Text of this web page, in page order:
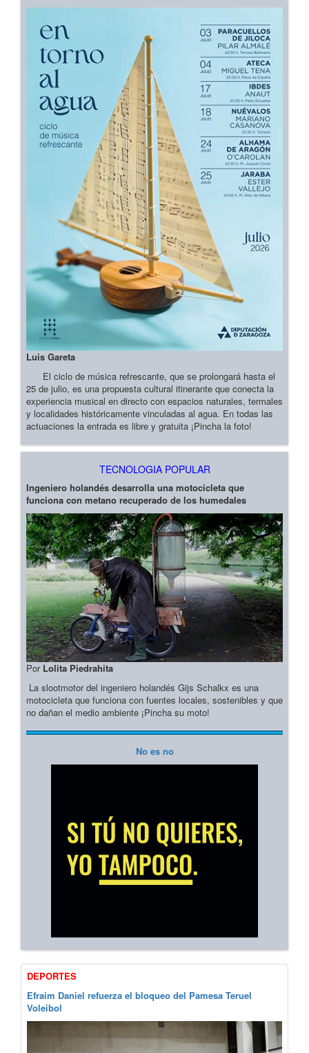
Luis Gareta
El ciclo de música refrescante, que se prolongará hasta el
25 de julio, es una propuesta cultural itinerante que conecta la
experiencia musical en directo con espacios naturales, termales
y localidades históricamente vinculadas al agua. En todas las
actuaciones la entrada es libre y gratuita ¡Pincha la foto!
TECNOLOGIA POPULAR
Ingeniero holandés desarrolla una motocicleta que
funciona con metano recuperado de los humedales
Por Lolita Piedrahita
La slootmotor del ingeniero holandés Gijs Schalkx es una
motocicleta que funciona con fuentes locales, sostenibles y que
no dañan el medio ambiente ¡Pincha su moto!
No es no
DEPORTES
Efraim Daniel refuerza el bloqueo del Pamesa Teruel
Voleibol